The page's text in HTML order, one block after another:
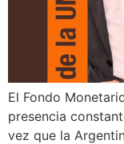
El Fondo
presencia
vez que la